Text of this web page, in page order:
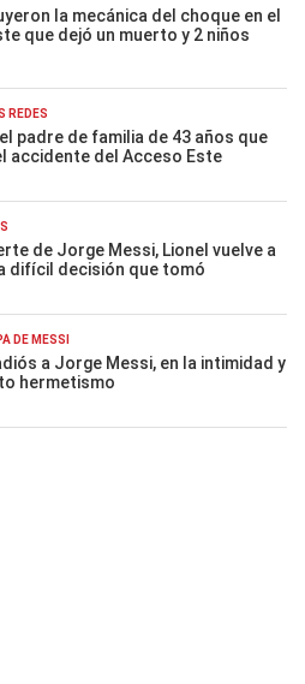
la mecánica del choque en el
que dejó un muerto y 2 niños
REDES
padre de familia de 43 años que
accidente del Acceso Este
de Jorge Messi, Lionel vuelve a
difícil decisión que tomó
DE MESSI
a Jorge Messi, en la intimidad y
hermetismo